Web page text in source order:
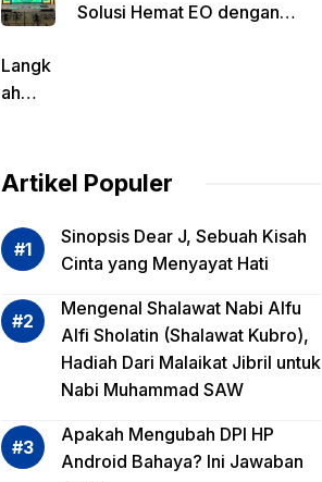
Solusi Hemat EO dengan
Langk
ah
dalam
si
Risiko
asi
Reksa
Artikel Populer
Sinopsis Dear J, Sebuah Kisah
Cinta yang Menyayat Hati
Mengenal Shalawat Nabi Alfu
Alfi Sholatin (Shalawat Kubro),
Hadiah Dari Malaikat Jibril untuk
Nabi Muhammad SAW
Apakah Mengubah DPI HP
Android Bahaya? Ini Jawaban